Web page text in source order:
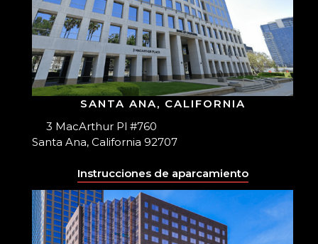
SANTA ANA, CALIFORNIA
3 MacArthur Pl #760
Santa Ana, California 92707
Instrucciones de aparcamiento